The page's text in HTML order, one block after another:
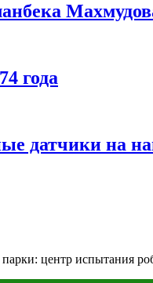
года
датчики на
центр испытания